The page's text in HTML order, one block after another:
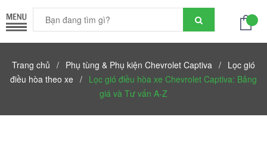
Trang chủ / Phụ tùng & Phụ kiện Chevrolet Captiva / Lọc gió
điều hòa theo xe / Lọc gió điều hòa xe Chevrolet Captiva: Bảng
giá và Tư vấn A-Z